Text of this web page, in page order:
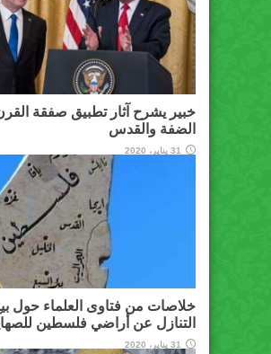
خبير يشرح آثار تطبيق صفقة
الضفة والقدس
31 يناير، 2020
خلاصات من فتاوى العلماء حول
التنازل عن أراضي فلسطين
31 يناير، 2020